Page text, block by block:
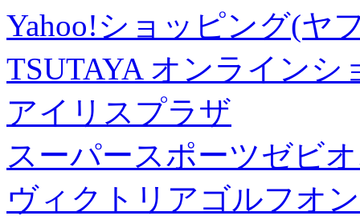
Yahoo!ショッピング(ヤ
TSUTAYA オンラインシ
アイリスプラザ
スーパースポーツゼビ
ヴィクトリアゴルフオ